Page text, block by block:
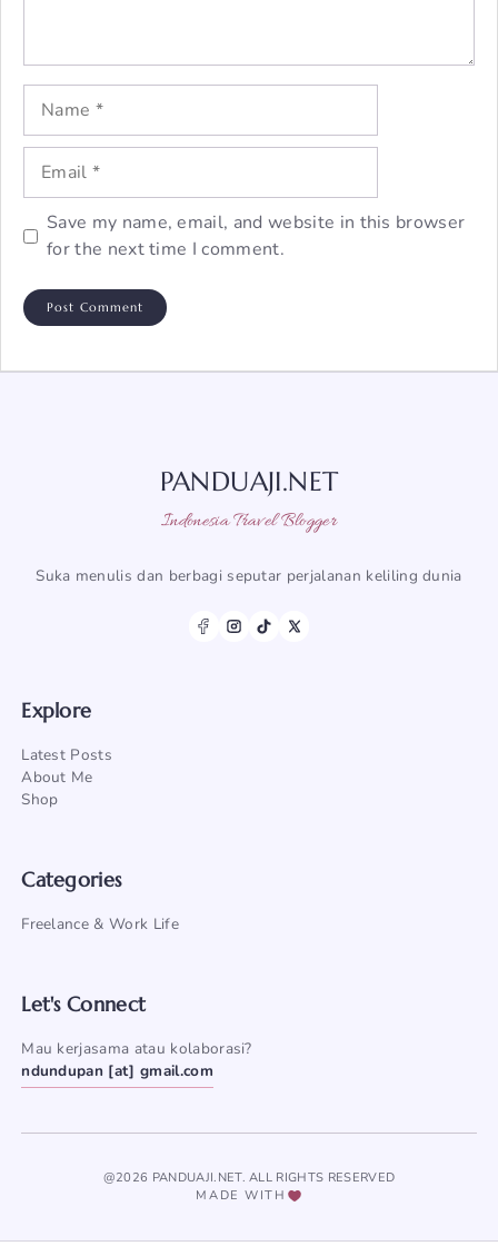
Name
Email
Save my name, email, and website in this browser
for the next time I comment.
PANDUAJI.NET
Indonesia Travel Blogger
Suka menulis dan berbagi seputar perjalanan keliling dunia
Explore
Latest Posts
About Me
Shop
Categories
Freelance & Work Life
Let's Connect
Mau kerjasama atau kolaborasi?
ndundupan [at] gmail.com
@2026 PANDUAJI.NET. ALL RIGHTS RESERVED
MADE WITH